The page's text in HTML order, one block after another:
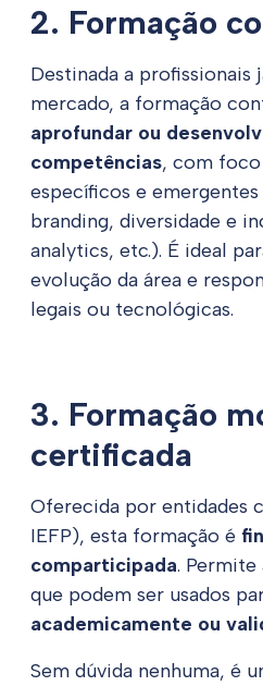
2. Formação
Destinada a profissionais
mercado, a formação
aprofundar ou
competências, com
específicos e
branding, diversidade e
analytics, etc.). É ideal
evolução da área e
legais ou tecnológicas.
3. Formação
certificada
Oferecida por entidades
IEFP), esta formação é
comparticipada. Permite
que podem ser usados
academicamente ou
Sem dúvida nenhuma, é